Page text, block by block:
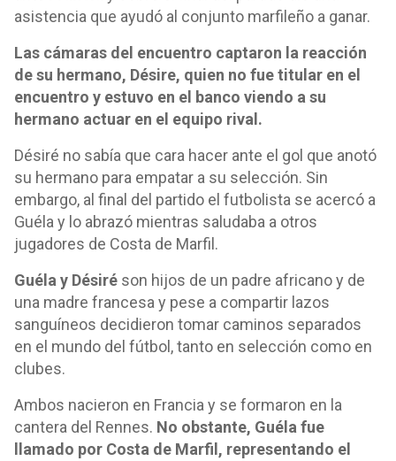
asistencia que ayudó al conjunto marfileño a ganar.
Las cámaras del encuentro captaron la reacción
de su hermano, Désire, quien no fue titular en el
encuentro y estuvo en el banco viendo a su
hermano actuar en el equipo rival.
Désiré no sabía que cara hacer ante el gol que anotó
su hermano para empatar a su selección. Sin
embargo, al final del partido el futbolista se acercó a
Guéla y lo abrazó mientras saludaba a otros
jugadores de Costa de Marfil.
Guéla y Désiré son hijos de un padre africano y de
una madre francesa y pese a compartir lazos
sanguíneos decidieron tomar caminos separados
en el mundo del fútbol, tanto en selección como en
clubes.
Ambos nacieron en Francia y se formaron en la
cantera del Rennes. No obstante, Guéla fue
llamado por Costa de Marfil, representando el